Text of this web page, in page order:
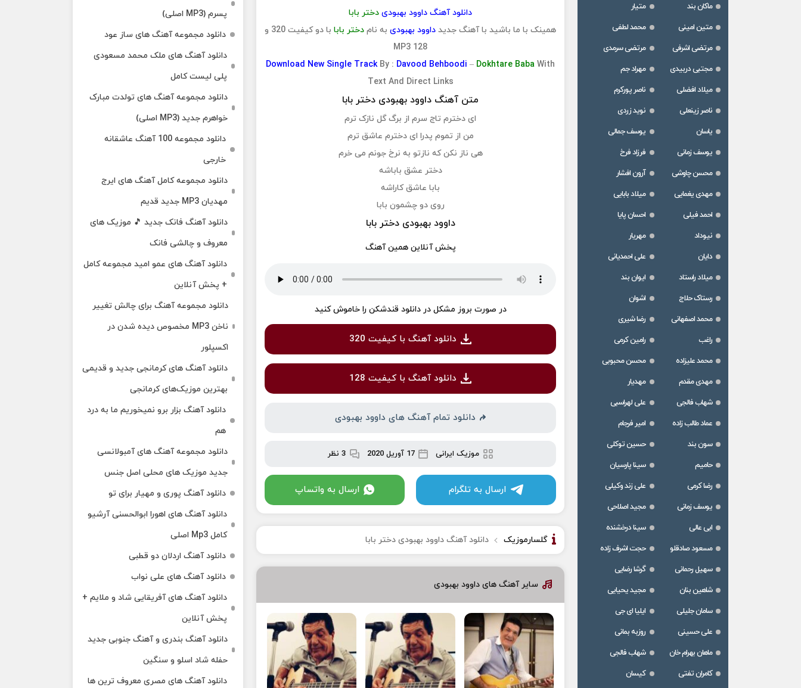
دانلود آهنگ داوود بهبودی دختر بابا
همینک با ما باشید با آهنگ جدید داوود بهبودی به نام دختر بابا
با دو کیفیت 320 و
128 MP3
Download New Single Track By : Davood Behboodi – Dokhtare Baba With
Text And Direct Links
متن آهنگ داوود بهبودی دختر بابا
ای دخترم تاج سرم از برگ گل نازک ترم
من از تموم پدرا ای دخترم عاشق ترم
هی ناز نکن که نازتو به نرخ جونم می خرم
دختر عشق باباشه
بابا عاشق کاراشه
روی دو چشمون بابا
داوود بهبودی دختر بابا
پخش آنلاین همین آهنگ
در صورت بروز مشکل در دانلود قندشکن را خاموش کنید
دانلود آهنگ با کیفیت 320
دانلود آهنگ با کیفیت 128
دانلود تمام آهنگ های داوود بهبودی
موزیک ایرانی 17 آوریل 2020 3 نظر
ارسال به تلگرام ارسال به واتساپ
گلسارموزیک دانلود آهنگ داوود بهبودی دختر بابا
سایر آهنگ های داوود بهبودی
ماکان بند
متیار
متین امینی
محمد لطفی
مرتضی اشرفی
مرتضی سرمدی
مجتبی دربیدی
مهراد جم
میلاد افضلی
ناصر پورکرم
ناصر زینعلی
نوید زردی
یاسان
یوسف جمالی
یوسف زمانی
فرزاد فرخ
محسن چاوشی
آرون افشار
مهدی یغمایی
میلاد بابایی
احمد فیلی
احسان پایا
نیوداد
مهریار
دایان
علی احمدیانی
میلاد راستاد
ایوان بند
رستاک حلاج
اشوان
محمد اصفهانی
رضا شیری
راغب
رامین کرمی
محمد علیزاده
محسن محبوبی
مهدی مقدم
مهدیار
شهاب فالجی
علی لهراسبی
عماد طالب زاده
امیر فرجام
سون بند
حسین توکلی
حامیم
سینا پارسیان
رضا کرمی
علی زند وکیلی
یوسف زمانی
مجید اصلاحی
ابی عالی
سینا درخشنده
مسعود صادقلو
حجت اشرف زاده
سهیل رحمانی
گرشا رضایی
شاهین بنان
مجید یحیایی
سامان جلیلی
ایلیا ای جی
علی حسینی
روزبه بمانی
ماهان بهرام خان
شهاب فالجی
کامران تفتی
کیسان
پسرم (MP3 اصلی)
دانلود مجموعه آهنگ های ساز عود
دانلود آهنگ های ملک‌ محمد مسعودی
پلی لیست کامل
دانلود مجموعه آهنگ های تولدت مبارک
خواهرم جدید (MP3 اصلی)
دانلود مجموعه 100 آهنگ عاشقانه
خارجی
دانلود مجموعه کامل آهنگ های ایرج
مهدیان MP3 جدید قدیم
دانلود آهنگ فانک جدید 🎵 موزیک‌ های
معروف و چالشی فانک
دانلود آهنگ های عمو امید مجموعه کامل
+ پخش آنلاین
دانلود مجموعه آهنگ برای چالش تغییر
ناخن MP3 مخصوص دیده شدن در
اکسپلور
دانلود آهنگ‌ های کرمانجی جدید و قدیمی
بهترین موزیک‌های کرمانجی
دانلود آهنگ بزار برو نمیخوریم ما به درد
هم
دانلود مجموعه آهنگ های آمبولانسی
جدید موزیک های محلی اصل جنس
دانلود آهنگ پوری و مهیار برای تو
دانلود آهنگ های اهورا ابوالحسنی آرشیو
کامل Mp3 اصلی
دانلود آهنگ اردلان دو قطبی
دانلود آهنگ های علی نواب
دانلود آهنگ های آفریقایی شاد و ملایم +
پخش آنلاین
دانلود آهنگ بندری و آهنگ جنوبی جدید
حفله شاد اسلو و سنگین
دانلود آهنگ های مصری معروف ترین ها